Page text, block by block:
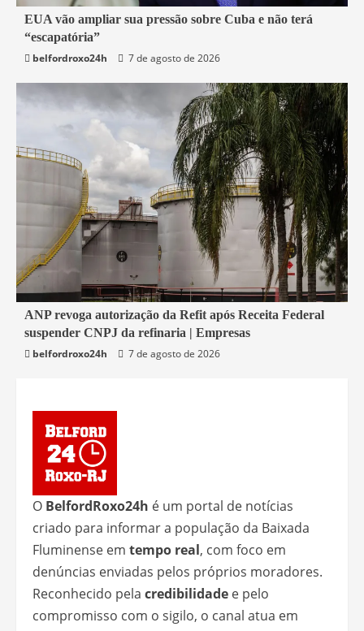
3 min read
Mundo
EUA vão ampliar sua pressão sobre Cuba e não terá
“escapatória”
belfordroxo24h
7 de agosto de 2026
2 min read
Economia
ANP revoga autorização da Refit após Receita Federal
suspender CNPJ da refinaria | Empresas
belfordroxo24h
7 de agosto de 2026
O BelfordRoxo24h é um portal de notícias
criado para informar a população da Baixada
Fluminense em tempo real, com foco em
denúncias enviadas pelos próprios moradores.
Reconhecido pela credibilidade e pelo
compromisso com o sigilo, o canal atua em